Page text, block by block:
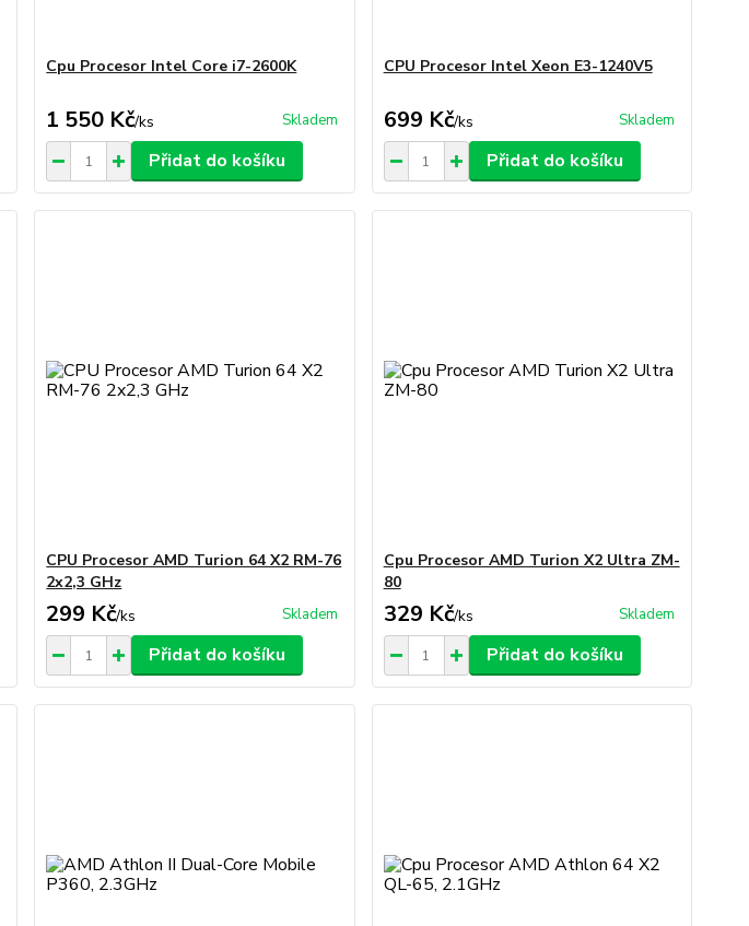
Cpu Procesor Intel Core i7-2600K
1 550 Kč/ks Skladem
Přidat do košíku
CPU Procesor Intel Xeon E3-1240V5
699 Kč/ks Skladem
Přidat do košíku
CPU Procesor AMD Turion 64 X2 RM-76
2x2,3 GHz
299 Kč/ks Skladem
Přidat do košíku
Cpu Procesor AMD Turion X2 Ultra ZM-
80
329 Kč/ks Skladem
Přidat do košíku